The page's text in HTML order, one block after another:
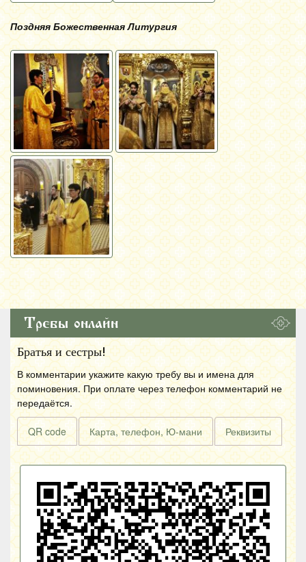
Поздняя Божественная Литургия
Требы онлайн
Братья и сестры!
В комментарии укажите какую требу вы и имена для
поминовения. При оплате через телефон комментарий не
передаётся.
QR code Карта, телефон, Ю-мани Реквизиты